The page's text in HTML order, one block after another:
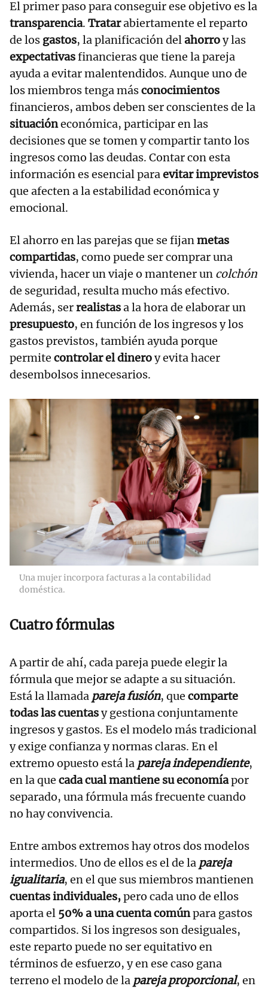
El primer paso para conseguir ese objetivo es la
transparencia. Tratarabiertamente el reparto
de los gastos, la planificación delahorroy las
expectativasfinancieras que tiene la pareja
ayuda a evitar malentendidos. Aunque uno de
los miembros tenga másconocimientos
financieros, ambos deben ser conscientes de la
situacióneconómica, participar en las
decisiones que se tomen y compartir tanto los
ingresos como las deudas. Contar con esta
información es esencial paraevitar imprevistos
que afecten a la estabilidad económica y
emocional.
El ahorro en las parejas que se fijanmetas
compartidas, como puede ser comprar una
vivienda, hacer un viaje o mantener un colchón
de seguridad, resulta mucho más efectivo.
Además, serrealistasa la hora de elaborar un
presupuesto, en función de los ingresos y los
gastos previstos, también ayuda porque
permite controlar el dineroy evita hacer
desembolsos innecesarios.
Una mujer incorpora facturas a la contabilidad
doméstica.
Cuatro fórmulas
A partir de ahí, cada pareja puede elegir la
fórmula que mejor se adapte a su situación.
Está la llamada pareja fusión, que comparte
todas las cuentasy gestiona conjuntamente
ingresos y gastos. Es el modelo más tradicional
y exige confianza y normas claras. En el
extremo opuesto está la pareja independiente,
en la que cada cual mantiene su economíapor
separado, una fórmula más frecuente cuando
no hay convivencia.
Entre ambos extremos hay otros dos modelos
intermedios. Uno de ellos es el de la pareja
igualitaria, en el que sus miembros mantienen
cuentas individuales,pero cada uno de ellos
aporta el 50% a una cuenta comúnpara gastos
compartidos. Si los ingresos son desiguales,
este reparto puede no ser equitativo en
términos de esfuerzo, y en ese caso gana
terreno el modelo de la pareja proporcional, en